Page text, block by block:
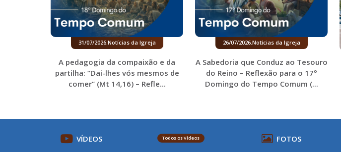
31/07/2026.Notícias da Igreja
A pedagogia da compaixão e da
partilha: “Dai-lhes vós mesmos de
comer” (Mt 14,16) – Refle...
26/07/2026.Notícias da Igreja
A Sabedoria que Conduz ao Tesouro
do Reino – Reflexão para o 17º
Domingo do Tempo Comum (...
VÍDEOS Todos os Vídeos FOTOS